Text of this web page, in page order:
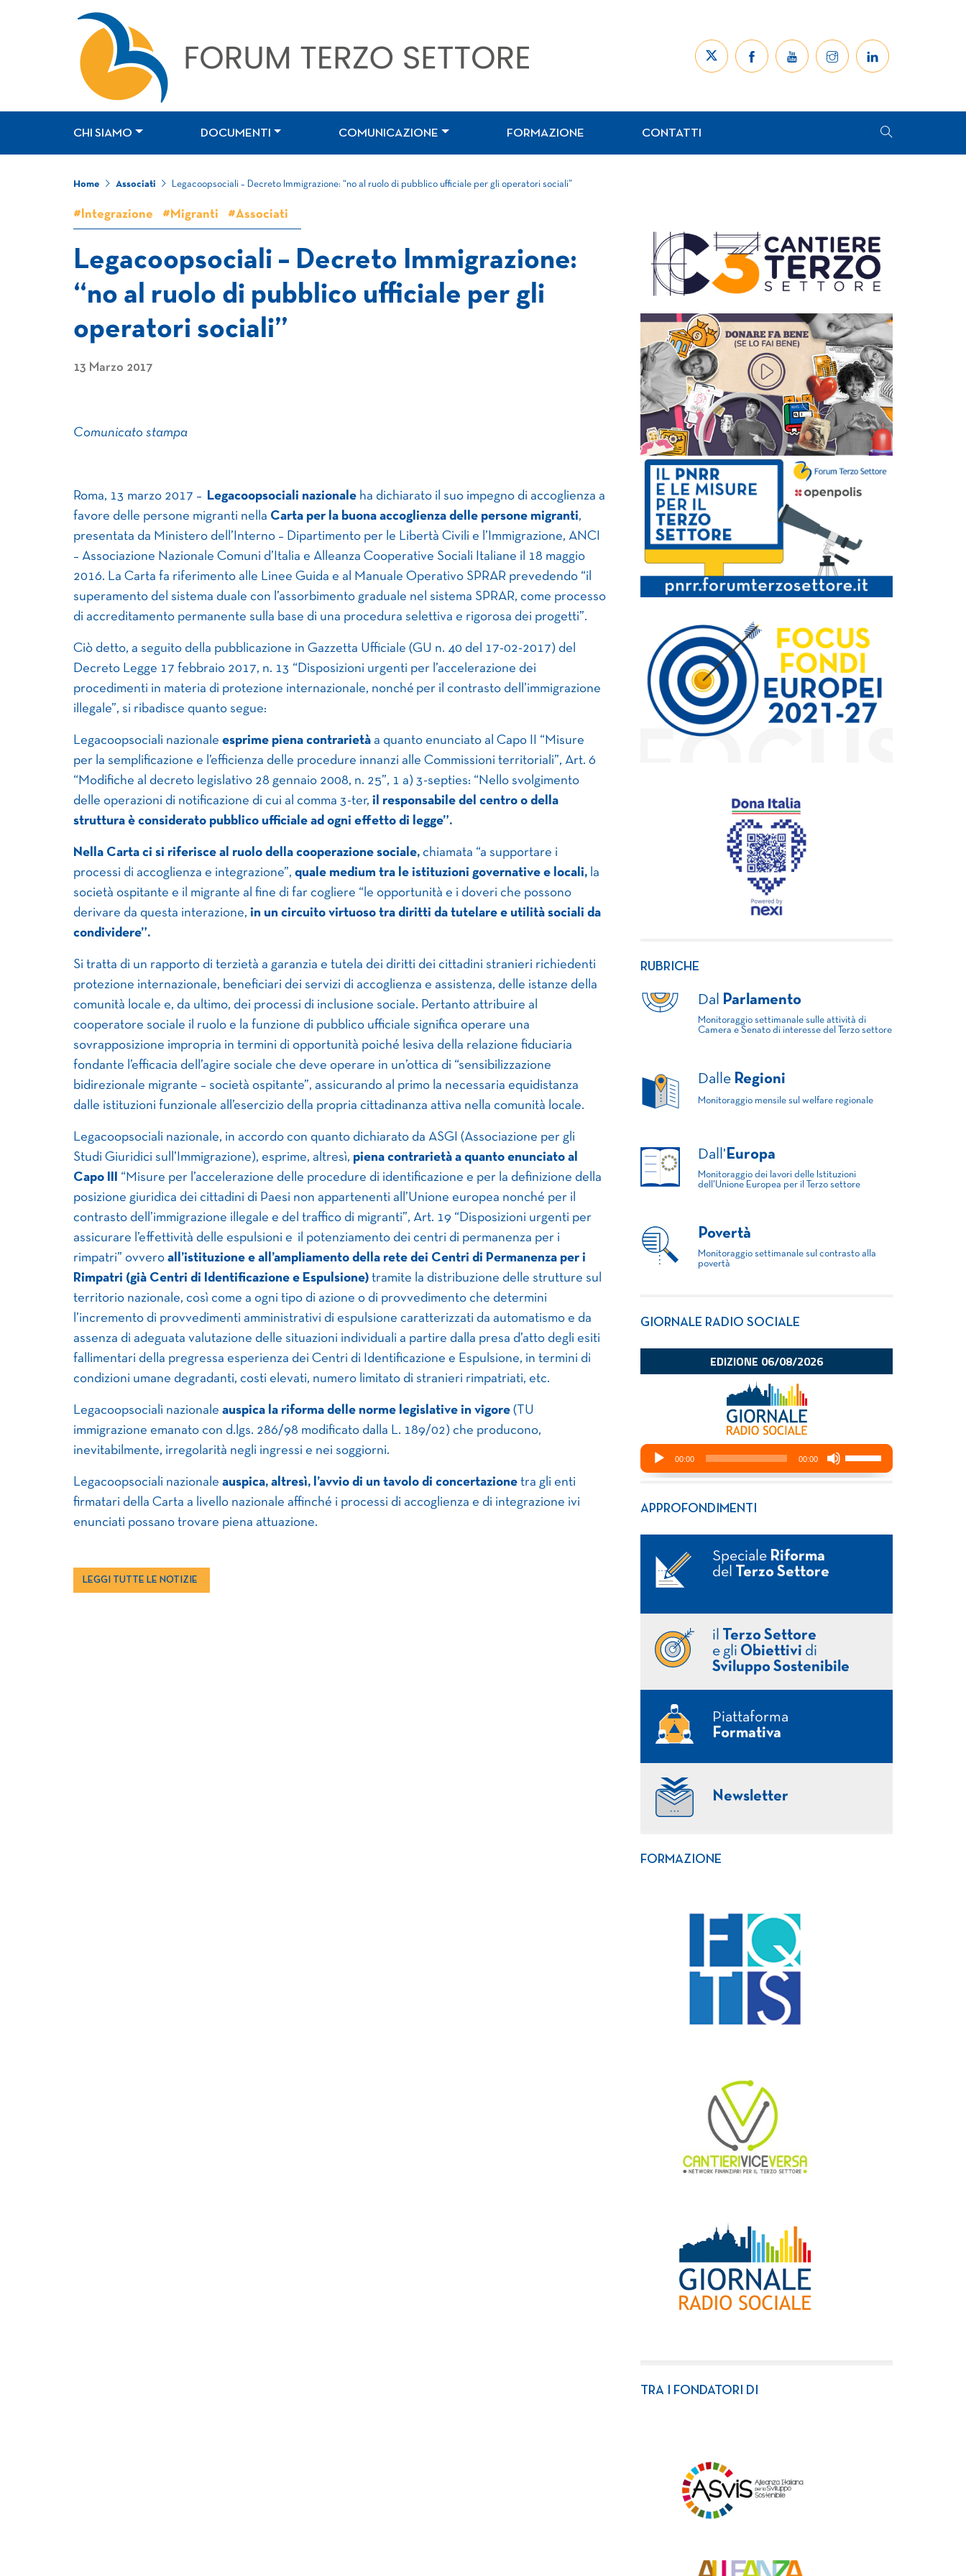
CHI SIAMO DOCUMENTI COMUNICAZIONE FORMAZIONE CONTATTI
Home Associati Legacoopsociali – Decreto Immigrazione: “no al ruolo di pubblico ufficiale per gli operatori sociali”
#Integrazione #Migranti #Associati
Legacoopsociali – Decreto Immigrazione:
“no al ruolo di pubblico ufficiale per gli
operatori sociali”
13 Marzo 2017
Comunicato stampa
Roma, 13 marzo 2017 – Legacoopsociali nazionale ha dichiarato il suo impegno di accoglienza a
favore delle persone migranti nella Carta per la buona accoglienza delle persone migranti,
presentata da Ministero dell’Interno – Dipartimento per le Libertà Civili e l’Immigrazione, ANCI
– Associazione Nazionale Comuni d’Italia e Alleanza Cooperative Sociali Italiane il 18 maggio
2016. La Carta fa riferimento alle Linee Guida e al Manuale Operativo SPRAR prevedendo “il
superamento del sistema duale con l’assorbimento graduale nel sistema SPRAR, come processo
di accreditamento permanente sulla base di una procedura selettiva e rigorosa dei progetti”.
Ciò detto, a seguito della pubblicazione in Gazzetta Ufficiale (GU n. 40 del 17-02-2017) del
Decreto Legge 17 febbraio 2017, n. 13 “Disposizioni urgenti per l’accelerazione dei
procedimenti in materia di protezione internazionale, nonché per il contrasto dell’immigrazione
illegale”, si ribadisce quanto segue:
Legacoopsociali nazionale esprime piena contrarietà a quanto enunciato al Capo II “Misure
per la semplificazione e l’efficienza delle procedure innanzi alle Commissioni territoriali”, Art. 6
“Modifiche al decreto legislativo 28 gennaio 2008, n. 25”, 1 a) 3-septies: “Nello svolgimento
delle operazioni di notificazione di cui al comma 3-ter, il responsabile del centro o della
struttura è considerato pubblico ufficiale ad ogni effetto di legge”.
Nella Carta ci si riferisce al ruolo della cooperazione sociale, chiamata “a supportare i
processi di accoglienza e integrazione”, quale medium tra le istituzioni governative e locali, la
società ospitante e il migrante al fine di far cogliere “le opportunità e i doveri che possono
derivare da questa interazione, in un circuito virtuoso tra diritti da tutelare e utilità sociali da
condividere”.
Si tratta di un rapporto di terzietà a garanzia e tutela dei diritti dei cittadini stranieri richiedenti
protezione internazionale, beneficiari dei servizi di accoglienza e assistenza, delle istanze della
comunità locale e, da ultimo, dei processi di inclusione sociale. Pertanto attribuire al
cooperatore sociale il ruolo e la funzione di pubblico ufficiale significa operare una
sovrapposizione impropria in termini di opportunità poiché lesiva della relazione fiduciaria
fondante l’efficacia dell’agire sociale che deve operare in un’ottica di “sensibilizzazione
bidirezionale migrante – società ospitante”, assicurando al primo la necessaria equidistanza
dalle istituzioni funzionale all’esercizio della propria cittadinanza attiva nella comunità locale.
Legacoopsociali nazionale, in accordo con quanto dichiarato da ASGI (Associazione per gli
Studi Giuridici sull’Immigrazione), esprime, altresì, piena contrarietà a quanto enunciato al
Capo III
“Misure per l’accelerazione delle procedure di identificazione e per la definizione della
posizione giuridica dei cittadini di Paesi non appartenenti all’Unione europea nonché per il
contrasto dell’immigrazione illegale e del traffico di migranti”, Art. 19 “Disposizioni urgenti per
assicurare l’effettività delle espulsioni e il potenziamento dei centri di permanenza per i
rimpatri” ovvero all’istituzione e all’ampliamento della rete dei Centri di Permanenza per i
Rimpatri (già Centri di Identificazione e Espulsione) tramite la distribuzione delle strutture sul
territorio nazionale, così come a ogni tipo di azione o di provvedimento che determini
l’incremento di provvedimenti amministrativi di espulsione caratterizzati da automatismo e da
assenza di adeguata valutazione delle situazioni individuali a partire dalla presa d’atto degli esiti
fallimentari della pregressa esperienza dei Centri di Identificazione e Espulsione, in termini di
condizioni umane degradanti, costi elevati, numero limitato di stranieri rimpatriati, etc.
Legacoopsociali nazionale auspica la riforma delle norme legislative in vigore (TU
immigrazione emanato con d.lgs. 286/98 modificato dalla L. 189/02) che producono,
inevitabilmente, irregolarità negli ingressi e nei soggiorni.
Legacoopsociali nazionale auspica, altresì, l’avvio di un tavolo di concertazione tra gli enti
firmatari della Carta a livello nazionale affinché i processi di accoglienza e di integrazione ivi
enunciati possano trovare piena attuazione.
LEGGI TUTTE LE NOTIZIE
RUBRICHE
Dal Parlamento
Monitoraggio settimanale sulle attività di
Camera e Senato di interesse del Terzo settore
Dalle Regioni
Monitoraggio mensile sul welfare regionale
Dall' Europa
Monitoraggio dei lavori delle Istituzioni
dell'Unione Europea per il Terzo settore
Povertà
Monitoraggio settimanale sul contrasto alla
povertà
GIORNALE RADIO SOCIALE
APPROFONDIMENTI
Speciale Riforma
del
Terzo Settore
il
Terzo Settore
e gli Obiettivi di
Sviluppo Sostenibile
Piattaforma
Formativa
Newsletter
FORMAZIONE
TRA I FONDATORI DI